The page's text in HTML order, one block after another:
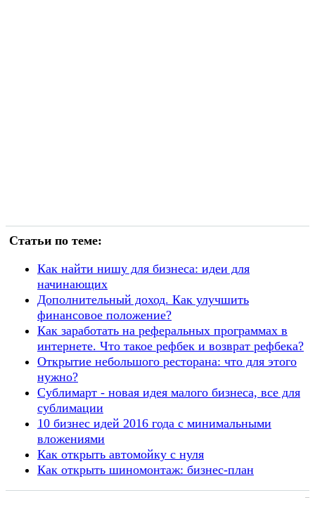
Статьи по теме:
Как найти нишу для бизнеса: идеи для
начинающих
Дополнительный доход. Как улучшить
финансовое положение?
Как заработать на реферальных программах в
интернете. Что такое рефбек и возврат рефбека?
​Открытие небольшого ресторана: что для этого
нужно?
Сублимарт - новая идея малого бизнеса, все для
сублимации
10 бизнес идей 2016 года с минимальными
вложениями
Как открыть автомойку с нуля
Как открыть шиномонтаж: бизнес-план